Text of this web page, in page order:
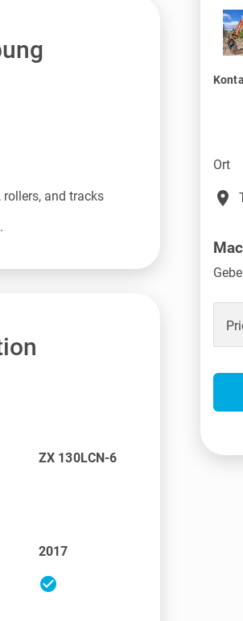
and tracks
ZX 130LCN-6
2017
check_circle
Ort
place